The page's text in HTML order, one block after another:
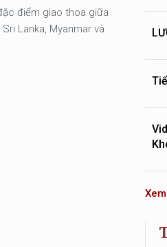
điểm giao thoa giữa
Lanka, Myanmar và